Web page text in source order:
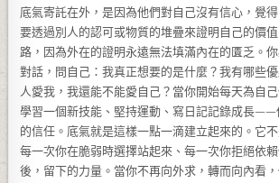
底氣寄託在外，是因為他們對自己沒有信心，覺
要透過別人的認可或物質的堆疊來證明自己的價
路，因為外在的證明永遠無法填滿內在的匱乏。
對話，問自己：我真正想要的是什麼？我有哪些
人愛我，我還能不能愛自己？當你開始每天為自
學習一個新技能、堅持運動、寫日記記錄成長——
的信任。底氣就是這樣一點一滴建立起來的。它
每一次你在脆弱時選擇站起來、每一次你拒絕依
後，留下的力量。當你不再向外求，轉而向內看